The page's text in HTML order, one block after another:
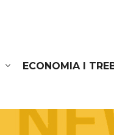
ECONOMIA I